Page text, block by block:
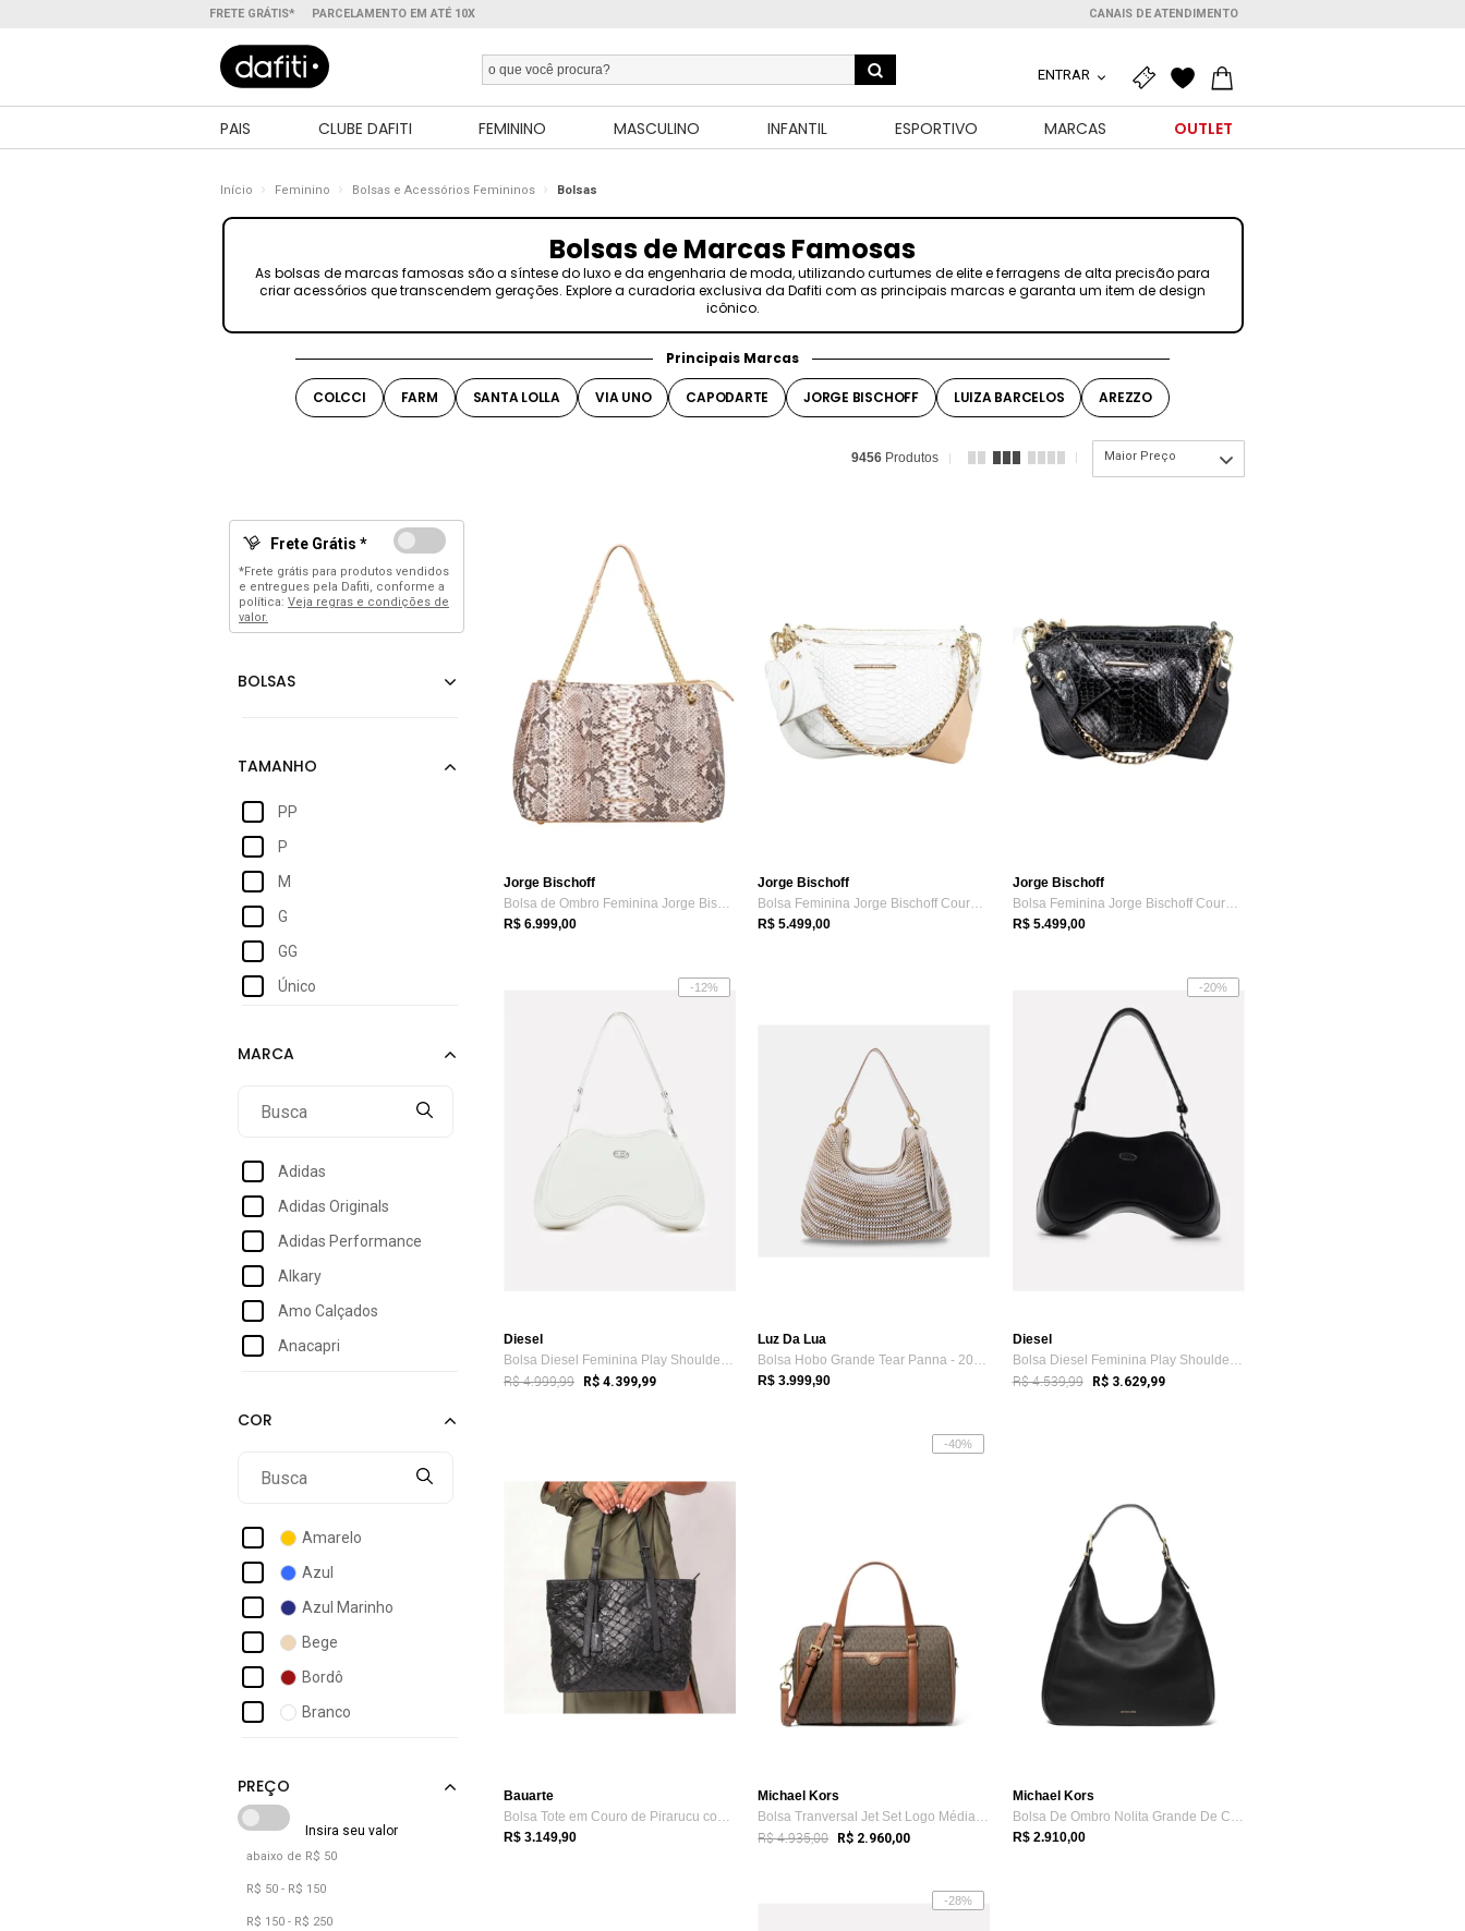
FRETE GRÁTIS* PARCELAMENTO EM ATÉ 10X CANAIS DE ATENDIMENTO
ENTRAR
PAIS CLUBE DAFITI FEMININO MASCULINO INFANTIL ESPORTIVO MARCAS OUTLET
Início Feminino Bolsas e Acessórios Femininos Bolsas
Bolsas de Marcas Famosas
As bolsas de marcas famosas são a síntese do luxo e da engenharia de moda, utilizando curtumes de elite e ferragens de alta precisão para
criar acessórios que transcendem gerações. Explore a curadoria exclusiva da Dafiti com as principais marcas e garanta um item de design
icônico.
Principais Marcas
COLCCI FARM SANTA LOLLA VIA UNO CAPODARTE JORGE BISCHOFF LUIZA BARCELOS AREZZO
9456 Produtos Maior Preço
Frete Grátis *
*Frete grátis para produtos vendidos
e entregues pela Dafiti, conforme a
política: Veja regras e condições de
valor.
PP
P
M
G
GG
Único
Adidas
Adidas Originals
Adidas Performance
Alkary
Amo Calçados
Anacapri
Arietto
Cacci
Amarelo
Azul
Azul Marinho
Bege
Bordô
Branco
Caramelo
Castanho
Cinza
abaixo de R$ 50
R$ 50 - R$ 150
R$ 150 - R$ 250
Jorge Bischoff
Bolsa de Ombro Feminina Jorge Bischoff F...
R$ 6.999,00
Jorge Bischoff
Bolsa Feminina Jorge Bischoff Couro Cobr...
R$ 5.499,00
Jorge Bischoff
Bolsa Feminina Jorge Bischoff Couro Cobr...
R$ 5.499,00
-12%
Diesel
Bolsa Diesel Feminina Play Shoulder Bran...
R$ 4.999,99 R$ 4.399,99
Luz Da Lua
Bolsa Hobo Grande Tear Panna - 2000331 L...
R$ 3.999,90
-20%
Diesel
Bolsa Diesel Feminina Play Shoulder Preta
R$ 4.539,99 R$ 3.629,99
Bauarte
Bolsa Tote em Couro de Pirarucu com Alça...
R$ 3.149,90
-40%
Michael Kors
Bolsa Tranversal Jet Set Logo Média 35S4gtfs6b200
R$ 4.935,00 R$ 2.960,00
Michael Kors
Bolsa De Ombro Nolita Grande De Couro 30...
R$ 2.910,00
-28%